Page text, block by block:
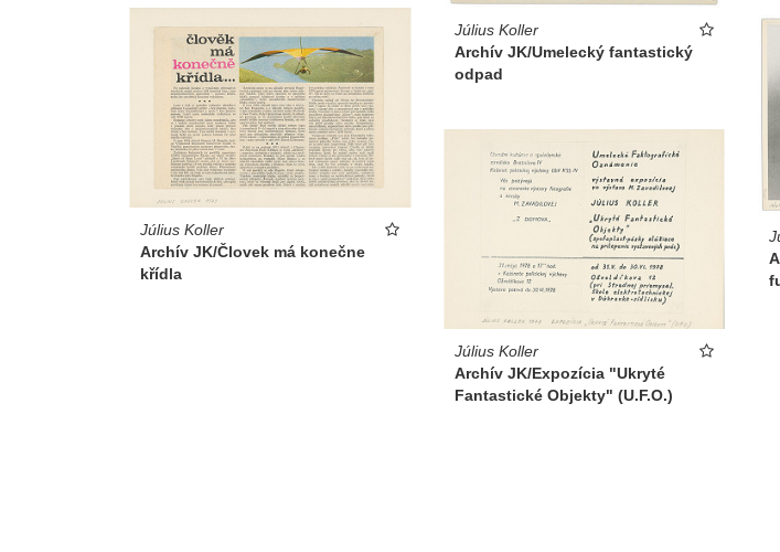
Július Koller
Archív JK/Umelecký fantastický
odpad
Július Koller
Archív JK/Človek má konečne
křídla
Július Koller
Archív JK/Expozícia "Ukryté
Fantastické Objekty" (U.F.O.)